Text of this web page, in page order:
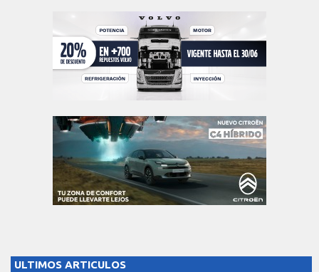
ULTIMOS ARTICULOS